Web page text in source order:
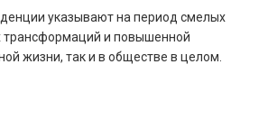
указывают на период смелых
трансформаций и повышенной
жизни, так и в обществе в целом.